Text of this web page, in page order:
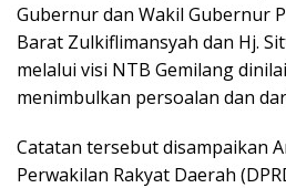
Gubernur dan Wakil Gubernur
Barat Zulkiflimansyah dan Hj.
melalui visi NTB Gemilang
menimbulkan persoalan dan
Catatan tersebut disampaikan
Perwakilan Rakyat Daerah